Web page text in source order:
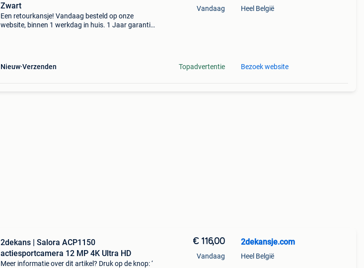
Zwart
Een retourkansje! Vandaag besteld op onze
website, binnen 1 werkdag in huis. 1 Jaar garantie.
Nieuw Verzenden
Vandaag
Topadvertentie
Heel België
Bezoek website
2dekans | Salora ACP1150
actiesportcamera 12 MP 4K Ultra HD
Meer informatie over dit artikel? Druk op de knop: ‘
€ 116,00
Vandaag
2dekansje.com
Heel België